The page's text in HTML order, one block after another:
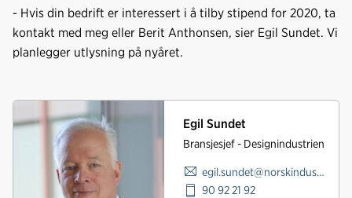
- Hvis din bedrift er interessert i å tilby stipend for 2020, ta
kontakt med meg eller Berit Anthonsen, sier Egil Sundet. Vi
planlegger utlysning på nyåret.
Egil Sundet
Bransjesjef - Designindustrien
egil.sundet@norskindustri.no
90 92 21 92